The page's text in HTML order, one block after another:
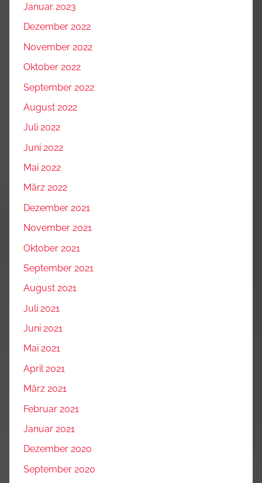
Januar 2023
Dezember 2022
November 2022
Oktober 2022
September 2022
August 2022
Juli 2022
Juni 2022
Mai 2022
März 2022
Dezember 2021
November 2021
Oktober 2021
September 2021
August 2021
Juli 2021
Juni 2021
Mai 2021
April 2021
März 2021
Februar 2021
Januar 2021
Dezember 2020
September 2020